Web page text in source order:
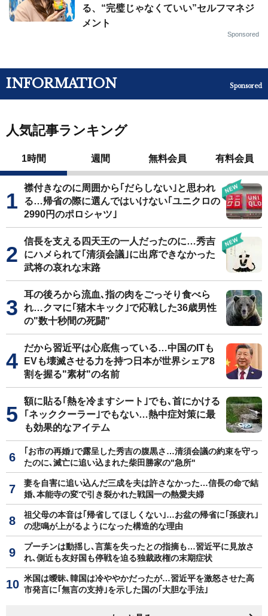
る、“完璧じゃなくていい”セルフマネジ
メント
Sponsored
INFORMATION Sponsored
人気記事ランキング
1時間 週間 無料会員 有料会員
襟付きなのに周囲から｢だらしない｣と思われ
る…帰省の際に選んではいけない｢ユニクロの
2990円のポロシャツ｣
信長を支える四天王の一人だったのに…秀吉
にハメられて｢清須会議｣に出席できなかった
武将の哀れな末路
耳の後ろから流血､指の肉をごっそり食べら
れ…クマに｢猪木キック｣で応戦した36歳男性
の"数十秒間の死闘"
だから習近平は心底焦っている…中国のITも
EVも壊滅させる力を持つ日本が世界シェア8
割を握る"素材"の名前
額に貼る｢熱を冷ますシート｣でも､首にかける
｢ネッククーラー｣でもない…熱中症対策に最
も効果的なアイテム
｢お市の再婚｣で露呈した秀吉の腹黒さ…清須会議の約束を守っ
たのに､滅亡に追い込まれた柴田勝家の"急所"
妻を自害に追い込んだ三成を夫は許さなかった…信長の命で結
婚､本能寺の変で引き裂かれた戦国一の熱愛夫婦
祖父母の本音は｢帰省してほしくない｣…お盆の帰省に｢孫疲れ｣
の悲鳴が上がるようになった構造的な理由
プーチンは動揺し､言葉を失ったとの指摘も…習近平に見放さ
れ､側近も友好国も停戦を迫る独裁政権の末期症状
米国は曖昧､韓国は冷ややかだったが…習近平を激怒させた高
市発言に｢無言の支持｣を示した国の｢大胆な手法｣